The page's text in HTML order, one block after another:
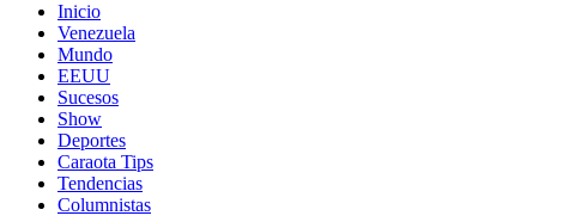
Inicio
Venezuela
Mundo
EEUU
Sucesos
Show
Deportes
Caraota Tips
Tendencias
Columnistas